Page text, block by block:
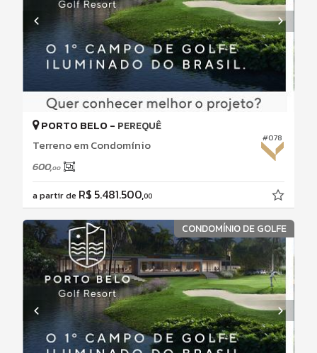
#078
PORTO BELO - PEREQUÊ
Terreno em Condomínio
600,00
a partir de R$ 5.481.500,00
CONDOMÍNIO DE GOLFE